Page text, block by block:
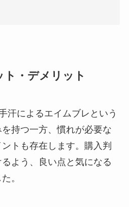
ト・デメリット
汗によるエイムブレという
持つ一方、慣れが必要な
トも存在します。購入判
よう、良い点と気になる
。